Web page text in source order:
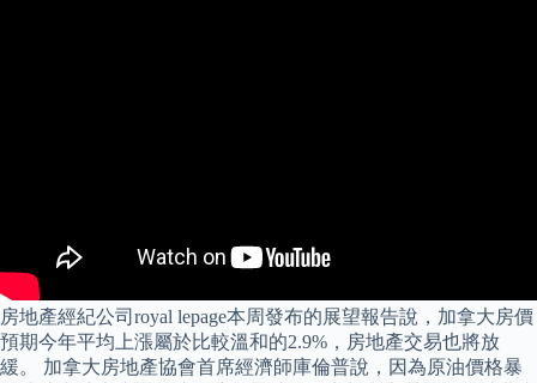
房地產經紀公司royal lepage本周發布的展望報告說，加拿大房價
預期今年平均上漲屬於比較溫和的2.9%，房地產交易也將放
緩。 加拿大房地產協會首席經濟師庫倫普說，因為原油價格暴